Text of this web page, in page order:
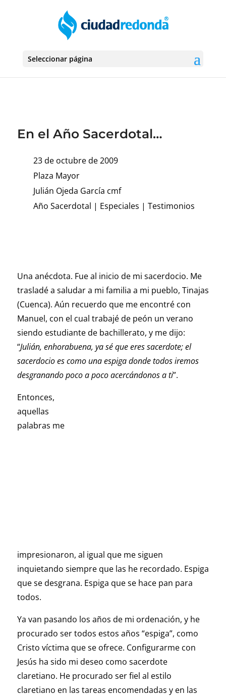
Seleccionar página
En el Año Sacerdotal…
23 de octubre de 2009
Plaza Mayor
Julián Ojeda García cmf
Año Sacerdotal | Especiales | Testimonios
Una anécdota. Fue al inicio de mi sacerdocio. Me
trasladé a saludar a mi familia a mi pueblo, Tinajas
(Cuenca). Aún recuerdo que me encontré con
Manuel, con el cual trabajé de peón un verano
siendo estudiante de bachillerato, y me dijo:
“Julián, enhorabuena, ya sé que eres sacerdote; el
sacerdocio es como una espiga donde todos iremos
desgranando poco a poco acercándonos a ti”.
Entonces,
aquellas
palabras me
impresionaron, al igual que me siguen
inquietando siempre que las he recordado. Espiga
que se desgrana. Espiga que se hace pan para
todos.
Ya van pasando los años de mi ordenación, y he
procurado ser todos estos años “espiga”, como
Cristo víctima que se ofrece. Configurarme con
Jesús ha sido mi deseo como sacerdote
claretiano. He procurado ser fiel al estilo
claretiano en las tareas encomendadas y en las